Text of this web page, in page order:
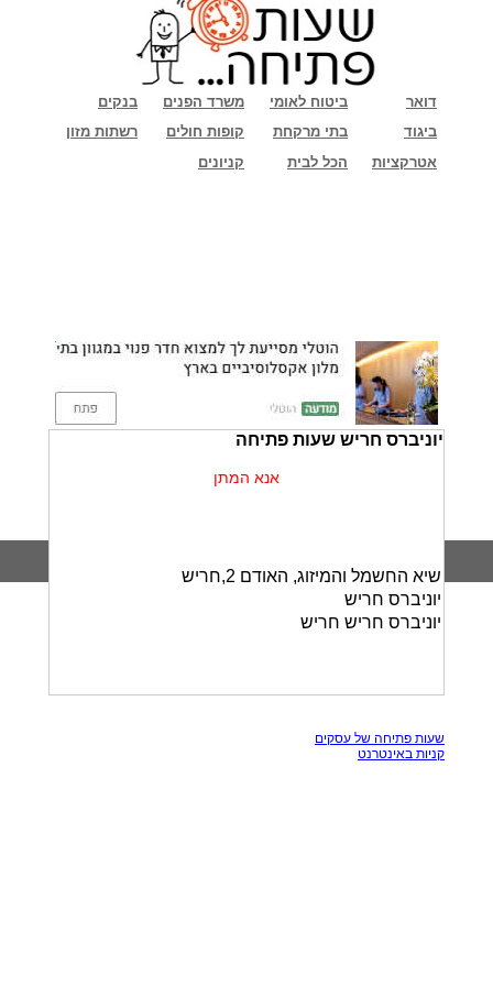
בנקים משרד הפנים ביטוח לאומי
דואר
רשתות מזון
קופות חולים בתי מרקחת
ביגוד
קניונים
הכל לבית אטרקציות
יוניברס חריש שעות פתיחה
אנא המתן
שיא החשמל והמיזוג, האודם 2,חריש
יוניברס חריש
יוניברס חריש חריש
שעות פתיחה של עסקים
קניות באינטרנט